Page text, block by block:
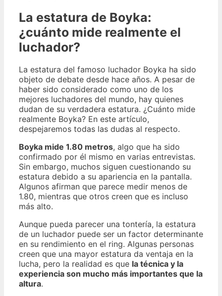
La estatura de Boyka:
¿cuánto mide realmente el
luchador?
La estatura del famoso luchador Boyka ha sido
objeto de debate desde hace años. A pesar de
haber sido considerado como uno de los
mejores luchadores del mundo, hay quienes
dudan de su verdadera estatura. ¿Cuánto mide
realmente Boyka? En este artículo,
despejaremos todas las dudas al respecto.
Boyka mide 1.80 metros, algo que ha sido
confirmado por él mismo en varias entrevistas.
Sin embargo, muchos siguen cuestionando su
estatura debido a su apariencia en la pantalla.
Algunos afirman que parece medir menos de
1.80, mientras que otros creen que es incluso
más alto.
Aunque pueda parecer una tontería, la estatura
de un luchador puede ser un factor determinante
en su rendimiento en el ring. Algunas personas
creen que una mayor estatura da ventaja en la
lucha, pero la realidad es que la técnica y la
experiencia son mucho más importantes que la
altura.